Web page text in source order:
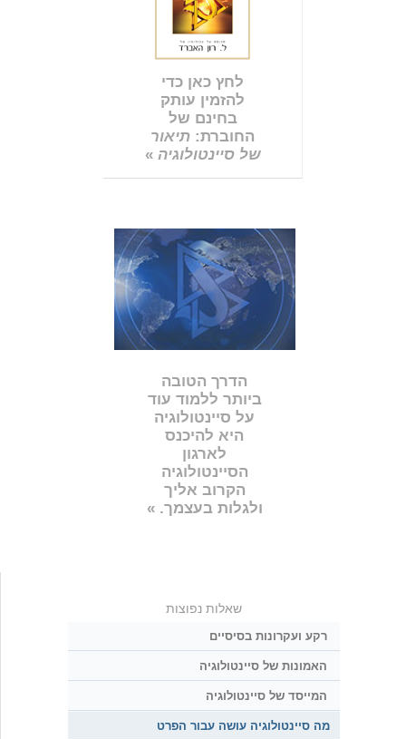
לחץ כאן כדי
להזמין עותק
בחינם של
החוברת: תיאור
של סיינטולוגיה »
הדרך הטובה
ביותר ללמוד עוד
על סיינטולוגיה
היא להיכנס
לארגון
הסיינטולוגיה
הקרוב אליך
ולגלות בעצמך. »
שאלות נפוצות
רקע ועקרונות בסיסיים
האמונות של סיינטולוגיה
המייסד של סיינטולוגיה
מה סיינטולוגיה עושה עבור הפרט